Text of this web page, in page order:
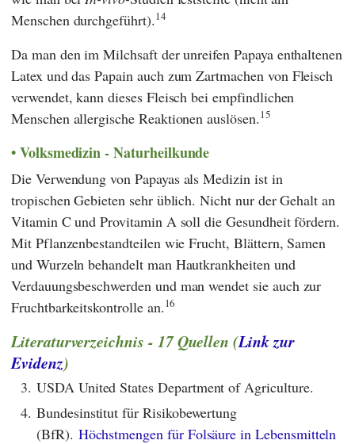
Menschen durchgeführt).14
Da man den im Milchsaft der unreifen Papaya enthaltenen
Latex und das Papain auch zum Zartmachen von Fleisch
verwendet, kann dieses Fleisch bei empfindlichen
Menschen allergische Reaktionen auslösen.15
Volksmedizin - Naturheilkunde
Die Verwendung von Papayas als Medizin ist in
tropischen Gebieten sehr üblich. Nicht nur der Gehalt an
Vitamin C und Provitamin A soll die Gesundheit fördern.
Mit Pflanzenbestandteilen wie Frucht, Blättern, Samen
und Wurzeln behandelt man Hautkrankheiten und
Verdauungsbeschwerden und man wendet sie auch zur
Fruchtbarkeitskontrolle an.16
Literaturverzeichnis - 17 Quellen (Link zur
Evidenz)
3. USDA United States Department of Agriculture.
4. Bundesinstitut für Risikobewertung
(BfR). Höchstmengen für Folsäure in Lebensmitteln